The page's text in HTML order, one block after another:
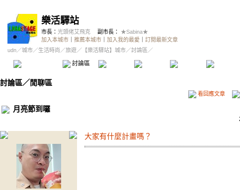
樂活驛站
市長： 光頭佬艾飛克 副市長：
★Sabina★
加入本城市
推薦本城市 加入我的最愛
訂閱最新文章
udn／城市／生活時尚 ／旅遊／ 【樂活驛站】城市／討論區／
討論區 精華區 投票區 影像館
討論區／ 閒聊區
看回應文章
月亮節到囉
大家有什麼計畫嗎？